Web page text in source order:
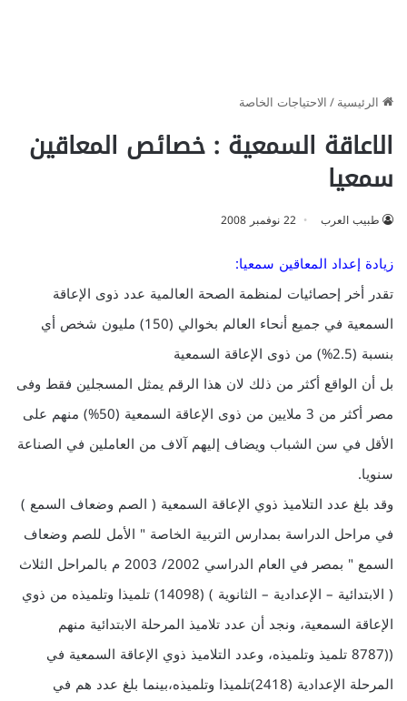
الرئيسية/الاحتياجات الخاصة
الاعاقة السمعية : خصائص المعاقين
سمعيا
طبيب العرب 22 نوفمبر 2008
زيادة إعداد المعاقين سمعيا:
تقدر أخر إحصائيات لمنظمة الصحة العالمية عدد ذوى الإعاقة
السمعية في جميع أنحاء العالم بخوالي (150) مليون شخص أي
بنسبة (2.5%) من ذوى الإعاقة السمعية
بل أن الواقع أكثر من ذلك لان هذا الرقم يمثل المسجلين فقط وفى
مصر أكثر من 3 ملايين من ذوى الإعاقة السمعية (50%) منهم على
الأقل في سن الشباب ويضاف إليهم آلاف من العاملين في الصناعة
سنويا.
وقد بلغ عدد التلاميذ ذوي الإعاقة السمعية ( الصم وضعاف السمع )
في مراحل الدراسة بمدارس التربية الخاصة " الأمل للصم وضعاف
السمع " بمصر في العام الدراسي 2002/ 2003 م بالمراحل الثلاث
( الابتدائية – الإعدادية – الثانوية ) (14098) تلميذا وتلميذه من ذوي
الإعاقة السمعية، ونجد أن عدد تلاميذ المرحلة الابتدائية منهم
((8787 تلميذ وتلميذه، وعدد التلاميذ ذوي الإعاقة السمعية في
المرحلة الإعدادية (2418)تلميذا وتلميذه،بينما بلغ عدد هم في